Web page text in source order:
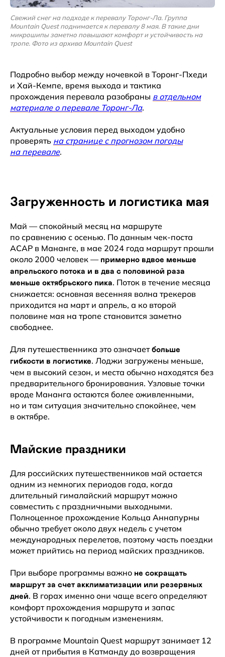
Свежий снег на подходе к перевалу Торонг-Ла. Группа
Mountain Quest поднимается к перевалу 8 мая. В такие дни
микрошипы заметно повышают комфорт и устойчивость на
тропе. Фото из архива Mountain Quest
Подробно выбор между ночевкой в Торонг-Пхеди
и Хай-Кемпе, время выхода и тактика
прохождения перевала разобраны в отдельном
материале о перевале Торонг-Ла.
Актуальные условия перед выходом удобно
проверять на странице с прогнозом погоды
на перевале.
Загруженность и логистика мая
Май — спокойный месяц на маршруте
по сравнению с осенью. По данным чек-поста
ACAP в Мананге, в мае 2024 года маршрут прошли
около 2000 человек — примерно вдвое меньше
апрельского потока и в два с половиной раза
меньше октябрьского пика. Поток в течение месяца
снижается: основная весенняя волна трекеров
приходится на март и апрель, а ко второй
половине мая на тропе становится заметно
свободнее.
Для путешественника это означаетбольше
гибкости в логистике. Лоджи загружены меньше,
чем в высокий сезон, и места обычно находятся без
предварительного бронирования. Узловые точки
вроде Мананга остаются более оживленными,
но и там ситуация значительно спокойнее, чем
в октябре.
Майские праздники
Для российских путешественников май остается
одним из немногих периодов года, когда
длительный гималайский маршрут можно
совместить с праздничными выходными.
Полноценное прохождение Кольца Аннапурны
обычно требует около двух недель с учетом
международных перелетов, поэтому часть поездки
может прийтись на период майских праздников.
При выборе программы важно не сокращать
маршрут за счет акклиматизации или резервных
дней. В горах именно они чаще всего определяют
комфорт прохождения маршрута и запас
устойчивости к погодным изменениям.
В программе Mountain Quest маршрут занимает 12
дней от прибытия в Катманду до возвращения